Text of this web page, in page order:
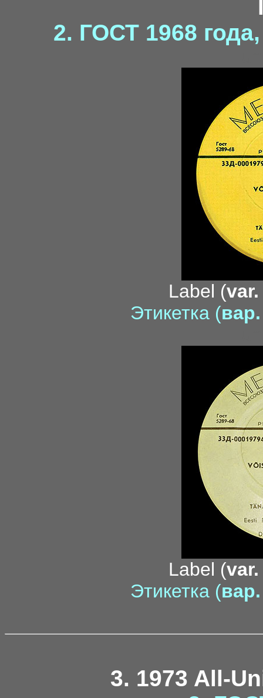
2. ГОСТ 1968
Label (
Этикетка (
Label (
Этикетка (
3. 1973 All-